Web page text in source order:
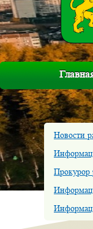
Новости
Прокурор